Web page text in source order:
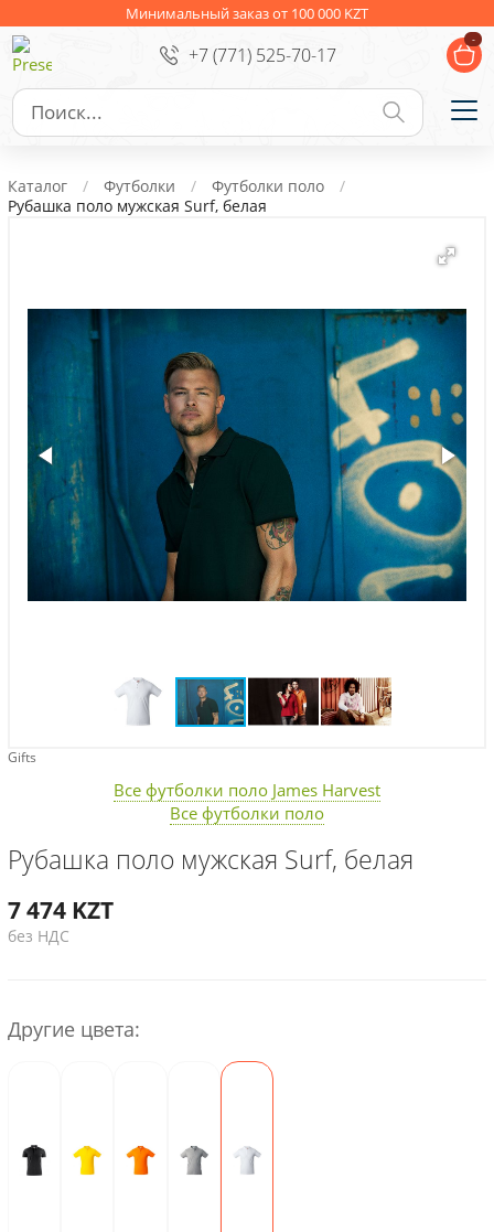
Минимальный заказ от 100 000 KZT
+7 (771) 525-70-17
-
Ежедневники Новогодние подарки
Сувениры к праздникам Упаковка
Личные аксессуары
Деловые подарки
Каталог Футболки
Футболки поло
Рубашка поло мужская Surf, белая
Gifts
Все футболки поло James Harvest
Все футболки поло
Рубашка поло мужская Surf, белая
7 474 KZT
без НДС
Другие цвета: